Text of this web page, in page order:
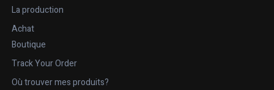
La production
Achat
Boutique
Track Your Order
Où trouver mes produits?